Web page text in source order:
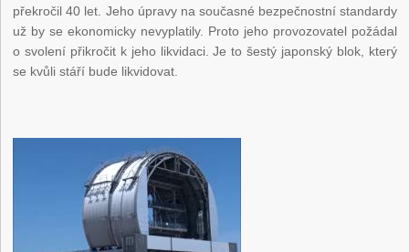
překročil 40 let. Jeho úpravy na současné bezpečnostní standardy
už by se ekonomicky nevyplatily. Proto jeho provozovatel požádal
o svolení přikročit k jeho likvidaci. Je to šestý japonský blok, který
se kvůli stáří bude likvidovat.